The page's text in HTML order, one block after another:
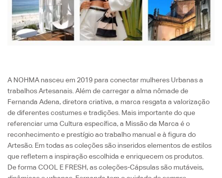
A NOHMA nasceu em 2019 para conectar mulheres Urbanas a
trabalhos Artesanais. Além de carregar a alma nômade de
Fernanda Adena, diretora criativa, a marca resgata a valorização
de diferentes costumes e tradições. Mais importante do que
referenciar uma Cultura específica, a Missão da Marca é o
reconhecimento e prestígio ao trabalho manual e à figura do
Artesão. Em todas as coleções são inseridos elementos de estilos
que refletem a inspiração escolhida e enriquecem os produtos.
De forma COOL E FRESH, as coleções-Cápsulas são mutáveis,